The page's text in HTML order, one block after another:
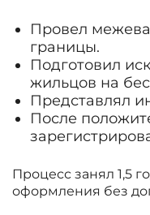
Провел
границы.
Подготовил
жильцов на
Представлял
После
Процесс занял 1,5
оформления без